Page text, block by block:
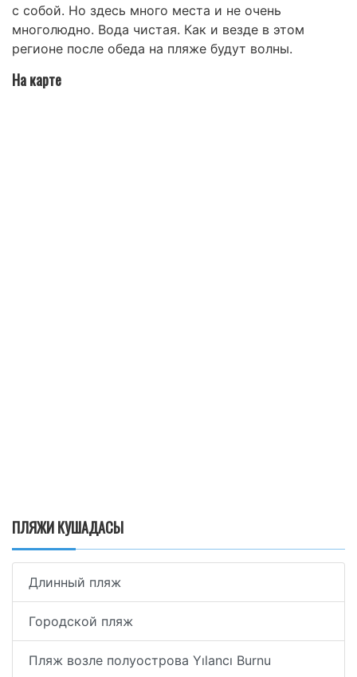
с собой. Но здесь много места и не очень
многолюдно. Вода чистая. Как и везде в этом
регионе после обеда на пляже будут волны.
На карте
ПЛЯЖИ КУШАДАСЫ
Длинный пляж
Городской пляж
Пляж возле полуострова Yılancı Burnu